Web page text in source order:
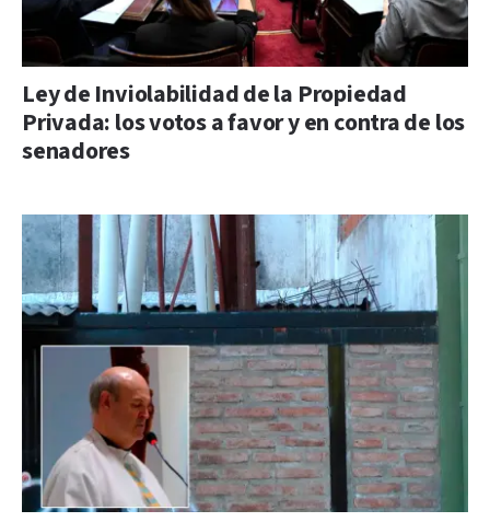
Ley de Inviolabilidad de la Propiedad
Privada: los votos a favor y en contra de los
senadores